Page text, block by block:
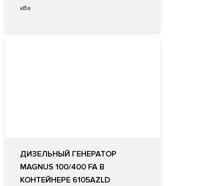
кВа
ДИЗЕЛЬНЫЙ ГЕНЕРАТОР
MAGNUS 100/400 FA В
КОНТЕЙНЕРЕ 6105AZLD